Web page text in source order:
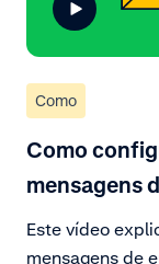
Como
Como
mensagens
Este vídeo
mensagens de